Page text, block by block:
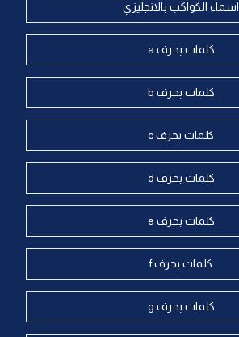
اسماء الكواكب بالانجليزي
كلمات بحرف a
كلمات بحرف b
كلمات بحرف c
كلمات بحرف d
كلمات بحرف e
كلمات بحرف f
كلمات بحرف g